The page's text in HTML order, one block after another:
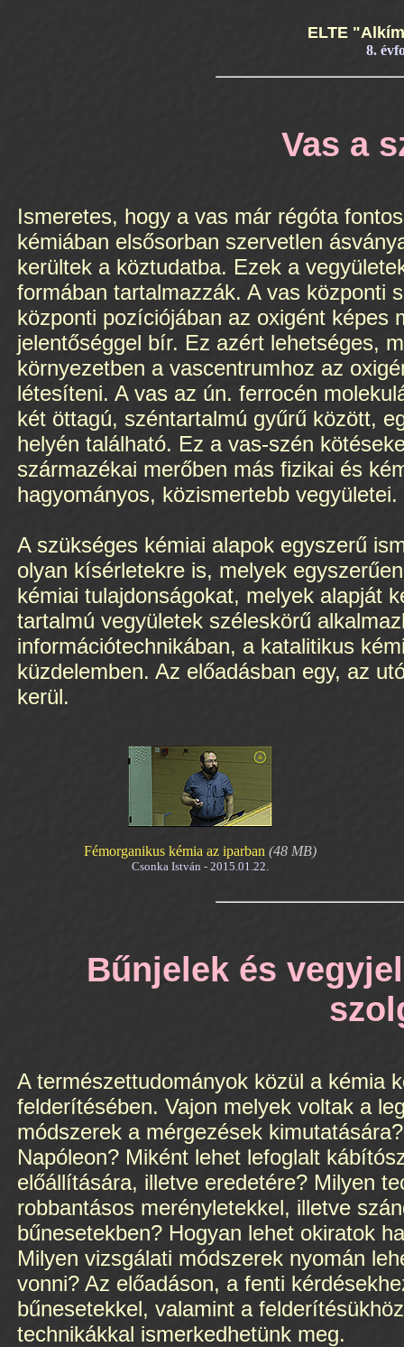
ELTE
8.
Vas a
Ismeretes, hogy a vas már régóta
kémiában elsősorban szervetlen
kerültek a köztudatba. Ezek a
formában tartalmazzák. A vas központi
központi pozíciójában az oxigént képes
jelentőséggel bír. Ez azért lehetséges,
környezetben a vascentrumhoz az
létesíteni. A vas az ún. ferrocén
két öttagú, széntartalmú gyűrű között,
helyén található. Ez a vas-szén
származékai merőben más fizikai és
hagyományos, közismertebb vegyületei.
A szükséges kémiai alapok egyszerű
olyan kísérletekre is, melyek
kémiai tulajdonságokat, melyek alapját
tartalmú vegyületek széleskörű
információtechnikában, a katalitikus
küzdelemben. Az előadásban egy, az
kerül.
Fémorganikus kémia az iparban (48 MB)
Csonka István - 2015.01.22.
Bűnjelek és
A természettudományok közül a kémia
felderítésében. Vajon melyek voltak a
módszerek a mérgezések
Napóleon? Miként lehet lefoglalt
előállítására, illetve eredetére? Milyen
robbantásos merényletekkel, illetve
bűnesetekben? Hogyan lehet okiratok
Milyen vizsgálati módszerek nyomán
vonni? Az előadáson, a fenti
bűnesetekkel, valamint a
technikákkal ismerkedhetünk meg.